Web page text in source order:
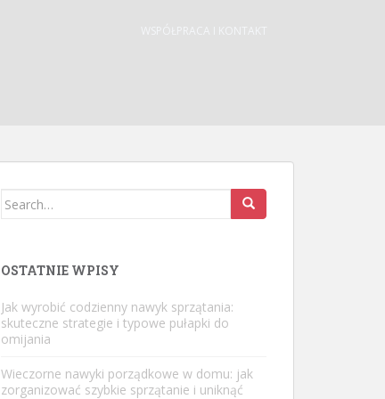
WSPÓŁPRACA I KONTAKT
Search
OSTATNIE WPISY
Jak wyrobić codzienny nawyk sprzątania:
skuteczne strategie i typowe pułapki do
omijania
Wieczorne nawyki porządkowe w domu: jak
zorganizować szybkie sprzątanie i uniknąć